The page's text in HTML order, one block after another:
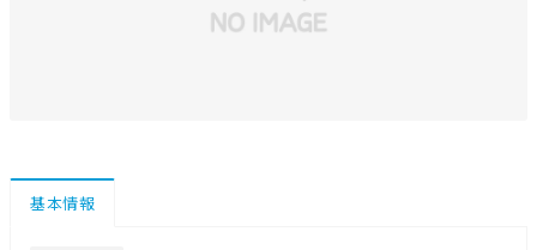
基本情報